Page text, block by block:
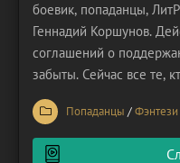
боевик, попаданцы,
Геннадий Коршунов.
соглашений о
забыты. Сейчас все те,
союзниками,
угрозу. Они опасаются
противоборство
Попаданцы /Фэнтези